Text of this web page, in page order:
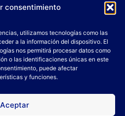
consentimiento
utilizamos tecnologías como las
a la información del dispositivo. El
nos permitirá procesar datos como
o las identificaciones únicas en este
puede afectar
y funciones.
Aceptar